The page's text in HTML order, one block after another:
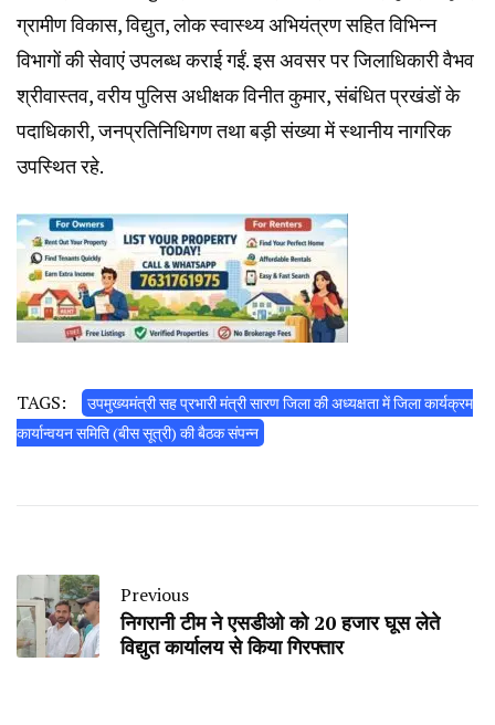
ग्रामीण विकास, विद्युत, लोक स्वास्थ्य अभियंत्रण सहित विभिन्न
विभागों की सेवाएं उपलब्ध कराई गईं. इस अवसर पर जिलाधिकारी वैभव
श्रीवास्तव, वरीय पुलिस अधीक्षक विनीत कुमार, संबंधित प्रखंडों के
पदाधिकारी, जनप्रतिनिधिगण तथा बड़ी संख्या में स्थानीय नागरिक
उपस्थित रहे.
TAGS:
उपमुख्यमंत्री सह प्रभारी मंत्री सारण जिला की अध्यक्षता में जिला कार्यक्रम
कार्यान्वयन समिति (बीस सूत्री) की बैठक संपन्न
Previous
निगरानी टीम ने एसडीओ को 20 हजार घूस लेते
विद्युत कार्यालय से किया गिरफ्तार